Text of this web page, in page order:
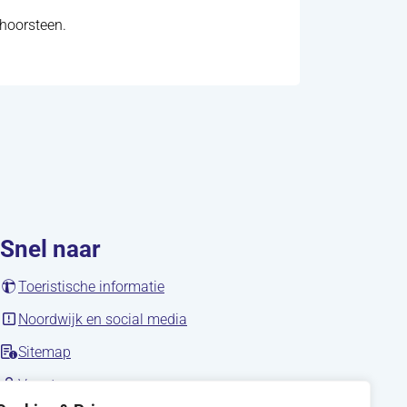
tabblad)
Snel naar
Toeristische informatie(opent in nieuw tabblad)
Noordwijk en social media
Sitemap
Vacatures(opent in nieuw tabblad)